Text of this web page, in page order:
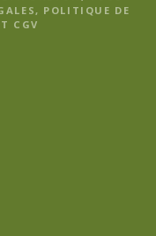
POLITIQUE DE
CGV